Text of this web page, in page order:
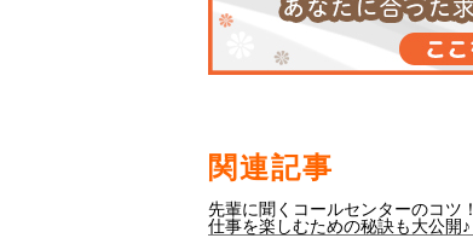
関連記事
先輩に聞くコールセンターのコツ！
仕事を楽しむための秘訣も大公開♪